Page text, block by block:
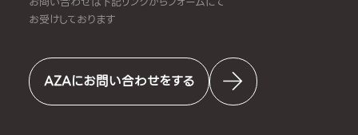
お受けしております
AZAにお問い合わせをする